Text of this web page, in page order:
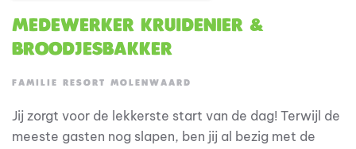
Medewerker Kruidenier &
Broodjesbakker
FAMILIE RESORT MOLENWAARD
Jij zorgt voor de lekkerste start van de dag! Terwijl de
meeste gasten nog slapen, ben jij al bezig met de